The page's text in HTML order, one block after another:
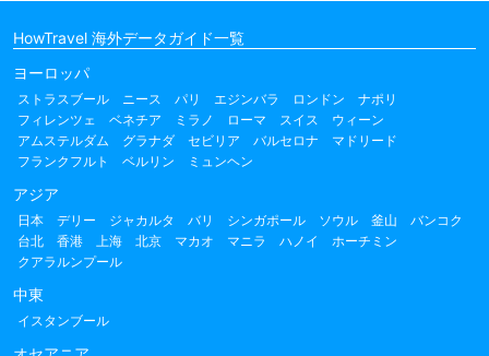
HowTravel 海外データガイド一覧
ヨーロッパ
ストラスブール ニース パリ エジンバラ ロンドン
ナポリ
フィレンツェ
ベネチア ミラノ ローマ スイス
ウィーン
アムステルダム
グラナダ セビリア バルセロナ
マドリード
フランクフルト
ベルリン ミュンヘン
アジア
日本 デリー ジャカルタ バリ シンガポール ソウル 釜山
バンコク
台北
香港 上海 北京 マカオ マニラ ハノイ
ホーチミン
クアラルンプール
中東
イスタンブール